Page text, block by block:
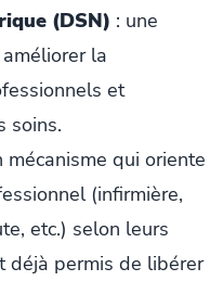
(DSN) : une
la
et
soins.
mécanisme qui oriente
(infirmière,
etc.) selon leurs
déjà permis de libérer